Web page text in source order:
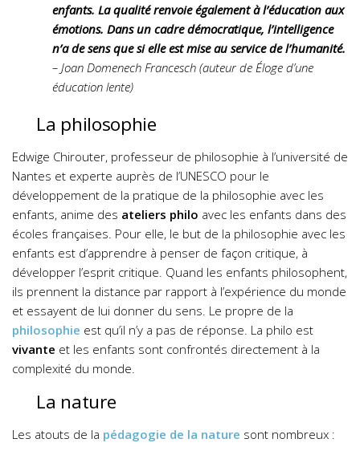
enfants. La qualité renvoie également à l’éducation aux
émotions. Dans un cadre démocratique, l’intelligence
n’a de sens que si elle est mise au service de l’humanité.
– Joan Domenech Francesch (auteur de Éloge d’une
éducation lente)
La philosophie
Edwige Chirouter, professeur de philosophie à l’université de
Nantes et experte auprès de l’UNESCO pour le
développement de la pratique de la philosophie avec les
enfants, anime des ateliers philo avec les enfants dans des
écoles françaises. Pour elle, le but de la philosophie avec les
enfants est d’apprendre à penser de façon critique, à
développer l’esprit critique. Quand les enfants philosophent,
ils prennent la distance par rapport à l’expérience du monde
et essayent de lui donner du sens. Le propre de la
philosophie est qu’il n’y a pas de réponse. La philo est
vivante et les enfants sont confrontés directement à la
complexité du monde.
La nature
Les atouts de la pédagogie de la nature sont nombreux :